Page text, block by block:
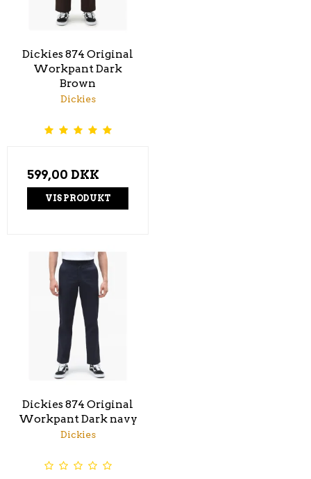
Dickies 874 Original
Workpant Dark
Brown
Dickies
599,00 DKK
VIS PRODUKT
Dickies 874 Original
Workpant Dark navy
Dickies